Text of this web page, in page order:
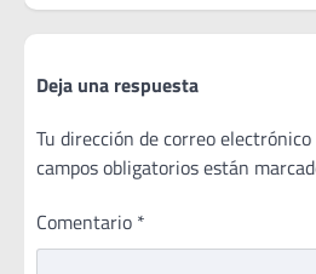
Deja una respuesta
Tu dirección de correo
campos obligatorios están
Comentario *